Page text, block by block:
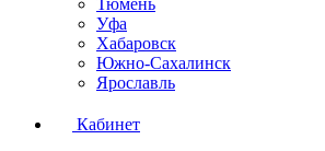
Тюмень
Уфа
Хабаровск
Южно-Сахалинск
Ярославль
Кабинет